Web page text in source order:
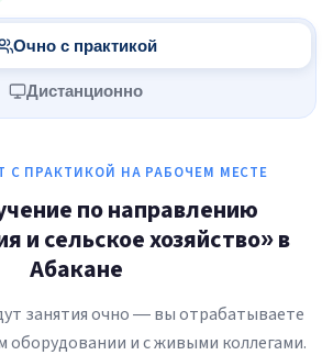
Очно с практикой
Дистанционно
ПРАКТИКОЙ НА РАБОЧЕМ МЕСТЕ
по направлению
и сельское хозяйство» в
Абакане
занятия очно — вы отрабатываете
оборудовании и с живыми коллегами.